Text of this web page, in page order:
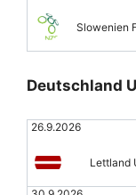
Slowenien
Deutschland
26.9.2026
Lettland